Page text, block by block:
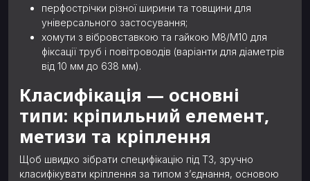
перфострічки різної ширини та товщини для
універсального застосування;
хомути з вібровставкою та гайкою М8/М10 для
фіксації труб і повітроводів (варіанти для діаметрів
від 10 мм до 638 мм).
Класифікація — основні
типи: кріпильний елемент,
метизи та кріплення
Щоб швидко зібрати специфікацію під ТЗ, зручно
класифікувати кріплення за типом з’єднання, основою